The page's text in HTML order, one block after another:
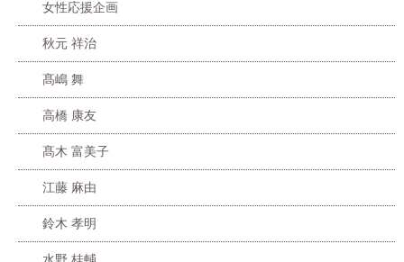
女性応援企画
秋元 祥治
髙嶋 舞
高橋 康友
髙木 富美子
江藤 麻由
鈴木 孝明